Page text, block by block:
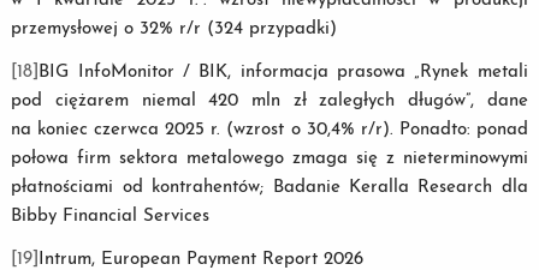
przemysłowej o 32% r/r (324 przypadki)
[18] BIG InfoMonitor / BIK, informacja prasowa „Rynek metali
pod ciężarem niemal 420 mln zł zaległych długów”, dane
na koniec czerwca 2025 r. (wzrost o 30,4% r/r). Ponadto: ponad
połowa firm sektora metalowego zmaga się z nieterminowymi
płatnościami od kontrahentów; Badanie Keralla Research dla
Bibby Financial Services
[19] Intrum, European Payment Report 2026